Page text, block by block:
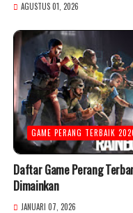
AGUSTUS 01, 2026
GAME PERANG TERBAIK
Daftar Game Perang
Dimainkan
JANUARI 07, 2026